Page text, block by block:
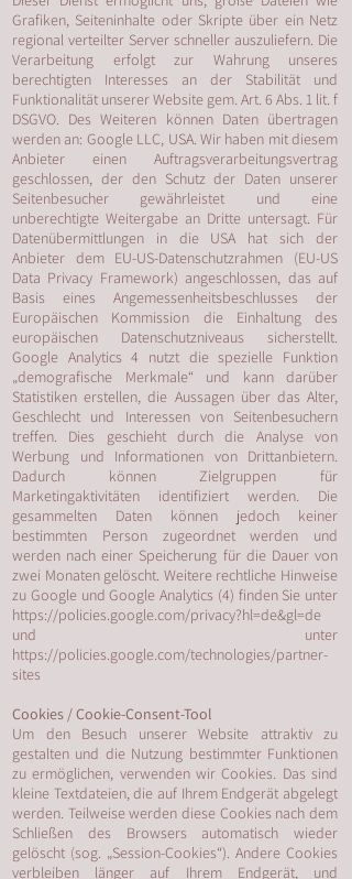
Grafiken, Seiteninhalte oder Skripte über ein Netz
regional verteilter Server schneller auszuliefern. Die
Verarbeitung erfolgt zur Wahrung unseres
berechtigten Interesses an der Stabilität und
Funktionalität unserer Website gem. Art. 6 Abs. 1 lit. f
DSGVO. Des Weiteren können Daten übertragen
werden an: Google LLC, USA. Wir haben mit diesem
Anbieter einen Auftragsverarbeitungsvertrag
geschlossen, der den Schutz der Daten unserer
Seitenbesucher gewährleistet und eine
unberechtigte Weitergabe an Dritte untersagt. Für
Datenübermittlungen in die USA hat sich der
Anbieter dem EU-US-Datenschutzrahmen (EU-US
Data Privacy Framework) angeschlossen, das auf
Basis eines Angemessenheitsbeschlusses der
Europäischen Kommission die Einhaltung des
europäischen Datenschutzniveaus sicherstellt.
Google Analytics 4 nutzt die spezielle Funktion
„demografische Merkmale“ und kann darüber
Statistiken erstellen, die Aussagen über das Alter,
Geschlecht und Interessen von Seitenbesuchern
treffen. Dies geschieht durch die Analyse von
Werbung und Informationen von Drittanbietern.
Dadurch können Zielgruppen für
Marketingaktivitäten identifiziert werden. Die
gesammelten Daten können jedoch keiner
bestimmten Person zugeordnet werden und
werden nach einer Speicherung für die Dauer von
zwei Monaten gelöscht. Weitere rechtliche Hinweise
zu Google und Google Analytics (4) finden Sie unter
https://policies.google.com/privacy?hl=de&gl=de
und unter
https://policies.google.com/technologies/partner-
sites
Cookies / Cookie-Consent-Tool
Um den Besuch unserer Website attraktiv zu
gestalten und die Nutzung bestimmter Funktionen
zu ermöglichen, verwenden wir Cookies. Das sind
kleine Textdateien, die auf Ihrem Endgerät abgelegt
werden. Teilweise werden diese Cookies nach dem
Schließen des Browsers automatisch wieder
gelöscht (sog. „Session-Cookies“). Andere Cookies
verbleiben länger auf Ihrem Endgerät, und